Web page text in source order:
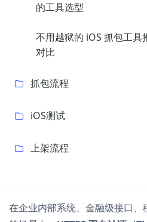
的工具选型
不用越狱的 iOS 抓包工具
对比
抓包流程
iOS测试
上架流程
在企业内部系统、金融级接口、